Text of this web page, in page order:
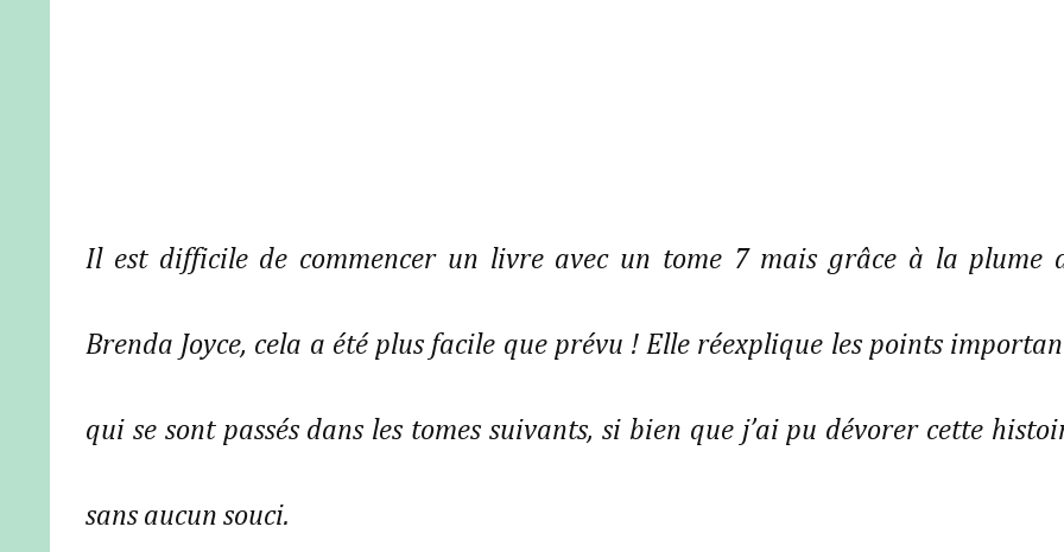
Il est difficile de commencer un livre avec un tome 7 mais grâce à la plume
Brenda Joyce, cela a été plus facile que prévu ! Elle réexplique les points
qui se sont passés dans les tomes suivants, si bien que j’ai pu dévorer cette
sans aucun souci.